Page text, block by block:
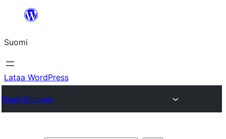
Suomi
Lataa WordPress
Plugin Directory